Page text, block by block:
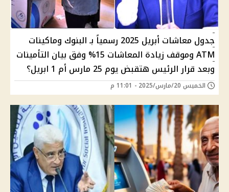
جدول معاشات أبريل 2025 رسمياً بـ البنوك وماكينات
ATM وموقف زيادة المعاشات 15% وفق بيان التأمينات
وبعد قرار الرئيس هتقبض يوم 25 مارس أم 1 ابريل؟
الخميس 20/مارس/2025 - 11:01 م